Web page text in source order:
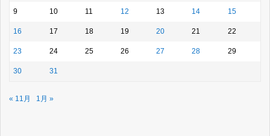
9 10 11 12 13 14 15
16 17 18 19 20 21 22
23 24 25 26 27 28 29
30 31
« 11月 1月 »